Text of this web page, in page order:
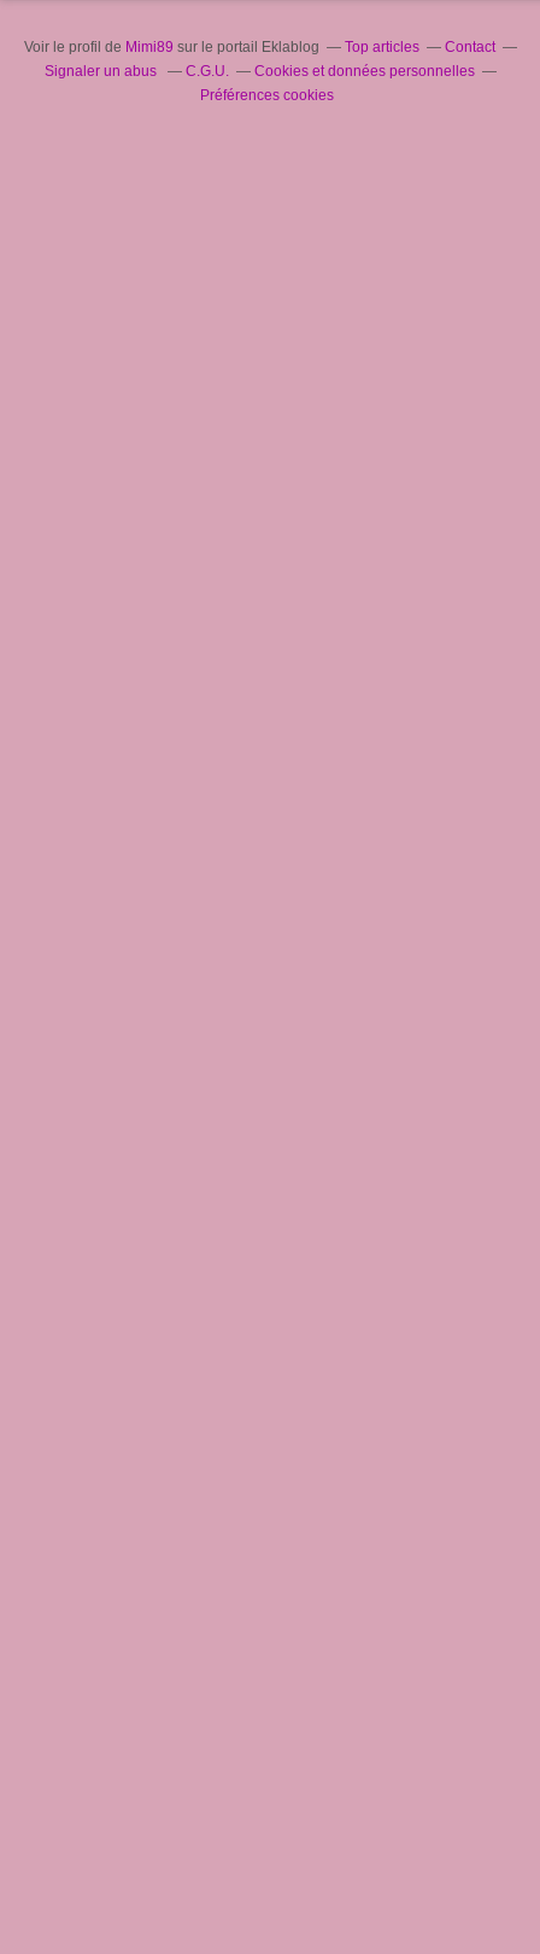
Voir le profil de Mimi89 sur le portail Eklablog Top articles
Contact
Signaler un abus
C.G.U.
Cookies et données personnelles
Préférences cookies